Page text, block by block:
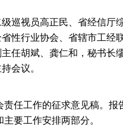
巡视员高正民、省经信厅
性行业协会、省辖市工经
任胡斌、龚仁和，秘书长
会议。
任工作的征求意见稿。
要工作安排两部分。